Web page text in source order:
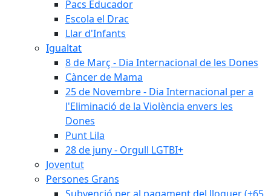
Pacs Educador
Escola el Drac
Llar d'Infants
Igualtat
8 de Març - Dia Internacional de les Dones
Càncer de Mama
25 de Novembre - Dia Internacional per a
l'Eliminació de la Violència envers les
Dones
Punt Lila
28 de juny - Orgull LGTBI+
Joventut
Persones Grans